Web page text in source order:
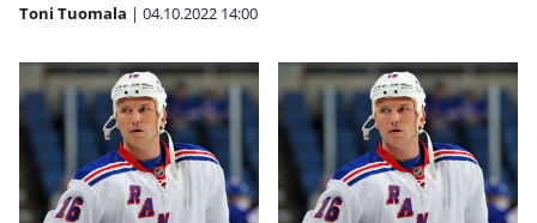
Toni Tuomala | 04.10.2022 14:00